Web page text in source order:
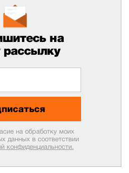
на
на обработку моих
данных в соответствии
конфиденциальности.